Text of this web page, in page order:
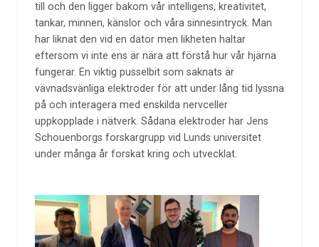
till och den ligger bakom vår intelligens, kreativitet,
tankar, minnen, känslor och våra sinnesintryck. Man
har liknat den vid en dator men likheten haltar
eftersom vi inte ens är nära att förstå hur vår hjärna
fungerar. En viktig pusselbit som saknats är
vävnadsvänliga elektroder för att under lång tid lyssna
på och interagera med enskilda nervceller
uppkopplade i nätverk. Sådana elektroder har Jens
Schouenborgs forskargrupp vid Lunds universitet
under många år forskat kring och utvecklat.